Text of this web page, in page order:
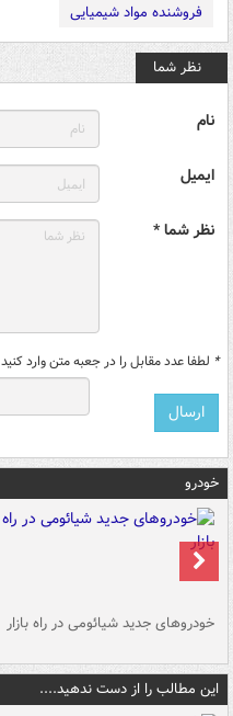
فروشنده مواد شیمیایی
نظر شما
نام
ایمیل
نظر شما *
* لطفا عدد مقابل را در جعبه متن وارد کنید
خودرو
خودروهای جدید شیائومی در راه بازار
این مطالب را از دست ندهید....